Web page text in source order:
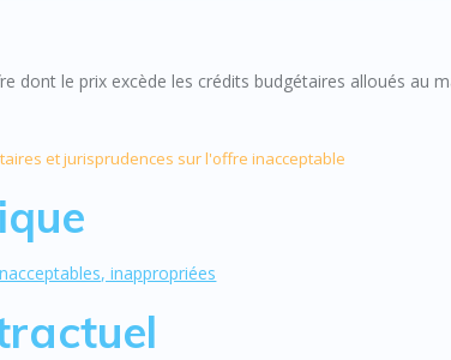
dont le prix excède les crédits budgétaires alloués au
et jurisprudences sur l'offre inacceptable
inappropriées